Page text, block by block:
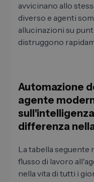
avvicinano allo
diverso e agenti
allucinazioni su
distruggono
Automazione
agente
differenza
La tabella seguente
flusso di lavoro
nella vita di tutti i